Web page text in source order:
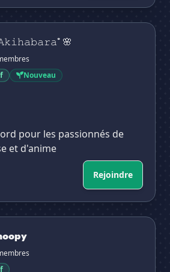
𝙰𝚔𝚒𝚑𝚊𝚋𝚊𝚛𝚊˚ 🌸
Nouveau
pour les passionnés de
et d'anime
Rejoindre